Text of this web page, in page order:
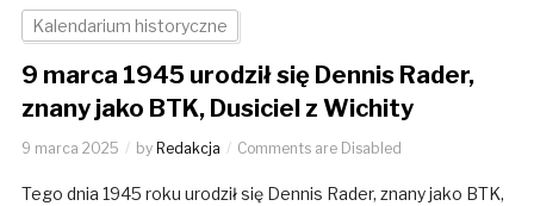
Kalendarium historyczne
9 marca 1945 urodził się Dennis Rader,
znany jako BTK, Dusiciel z Wichity
9 marca 2025 by Redakcja Comments are Disabled
Tego dnia 1945 roku urodził się Dennis Rader, znany jako BTK,